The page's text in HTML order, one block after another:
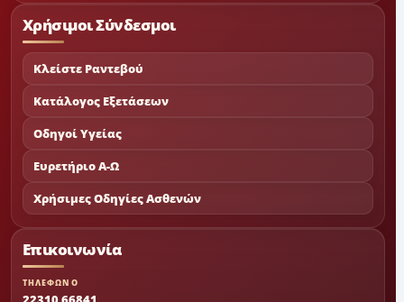
Χρήσιμοι Σύνδεσμοι
Κλείστε Ραντεβού
Κατάλογος Εξετάσεων
Οδηγοί Υγείας
Ευρετήριο Α-Ω
Χρήσιμες Οδηγίες Ασθενών
Επικοινωνία
ΤΗΛΕΦΩΝΟ